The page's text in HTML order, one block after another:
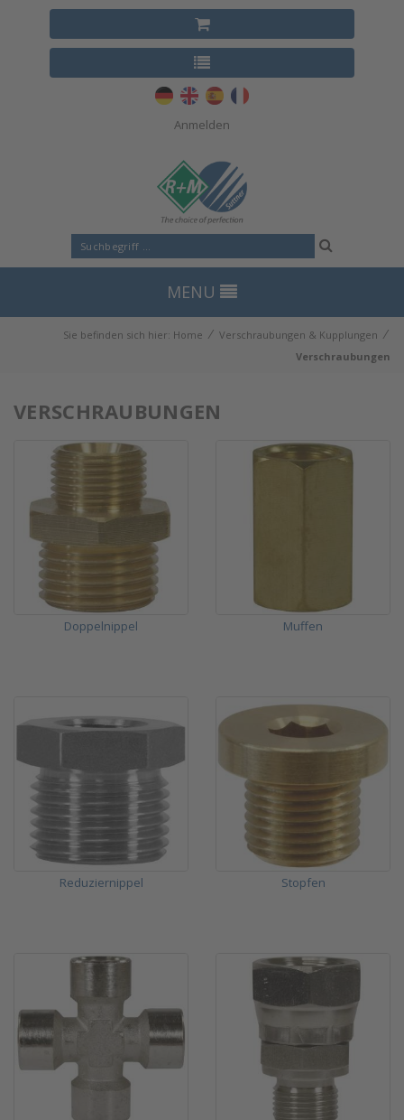
Anmelden
MENU
Sie befinden sich hier: Home ⁄ Verschraubungen & Kupplungen ⁄
Verschraubungen
VERSCHRAUBUNGEN
Doppelnippel Muffen
Reduziernippel Stopfen